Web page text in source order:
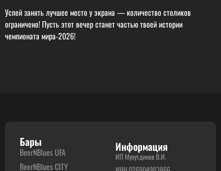
Успей занять лучшее место у экрана — количество столиков
ограничено! Пусть этот вечер станет частью твоей истории
чемпионата мира‑2026!
Бары
BeerNBlues UFA
BeerNBlues CITY
Информация
ИП Мухутдинов В.И.